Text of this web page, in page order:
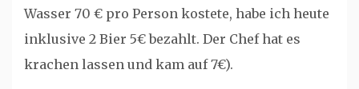
Wasser 70 € pro Person kostete, habe ich heute
inklusive 2 Bier 5€ bezahlt. Der Chef hat es
krachen lassen und kam auf 7€).